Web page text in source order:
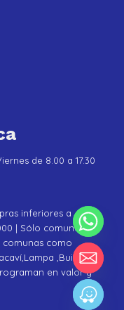
de 8.00 a 17.30
inferiores a
| Sólo comunas de
comunas como
,Buin
en valor y